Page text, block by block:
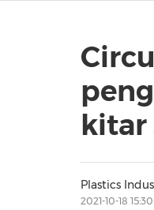
kitar
Plastics
2021-10-18 15:30